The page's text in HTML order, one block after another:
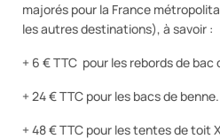
majorés pour la France
les autres destinations), à savoir :
+ 6 € TTC pour les rebords de bac
+ 24 € TTC pour les bacs de benne.
+ 48 € TTC pour les tentes de toit